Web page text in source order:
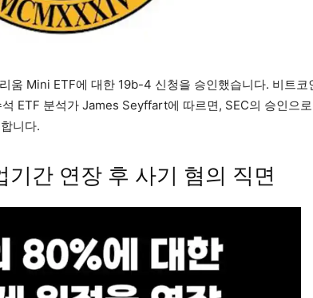
움 Mini ETF에 대한 19b-4 신청을 승인했습니다. 비트
ETF 분석가 James Seyffart에 따르면, SEC의 승인으
니다.
기간 연장 후 사기 혐의 직면